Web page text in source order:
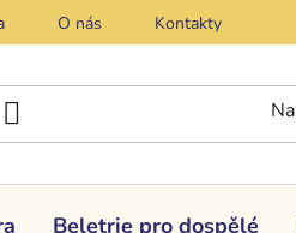
O nás Kontakty
Beletrie pro dospělé